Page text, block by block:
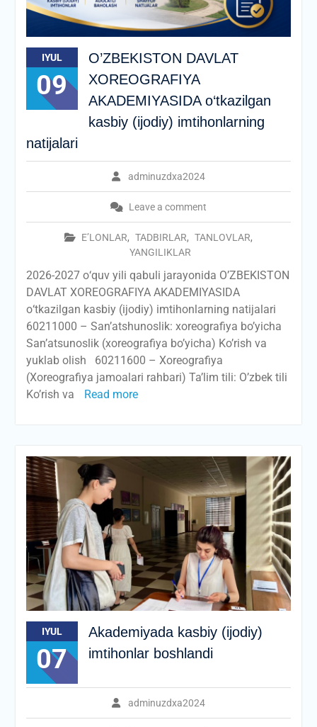
IYUL
09
O’ZBEKISTON DAVLAT
XOREOGRAFIYA
AKADEMIYASIDA о‘tkazilgan
kasbiy (ijodiy) imtihonlarning
natijalari
adminuzdxa2024
Leave a comment
E’LONLAR, TADBIRLAR, TANLOVLAR,
YANGILIKLAR
2026-2027 о‘quv yili qabuli jarayonida O’ZBEKISTON
DAVLAT XOREOGRAFIYA AKADEMIYASIDA
о‘tkazilgan kasbiy (ijodiy) imtihonlarning natijalari
60211000 – San’atshunoslik: xoreografiya bo’yicha
San’atsunoslik (xoreografiya bo’yicha) Ko’rish va
yuklab olish 60211600 – Xoreografiya
(Xoreografiya jamoalari rahbari) Ta’lim tili: O’zbek tili
Ko’rish va
Read more
IYUL
07
Akademiyada kasbiy (ijodiy)
imtihonlar boshlandi
adminuzdxa2024